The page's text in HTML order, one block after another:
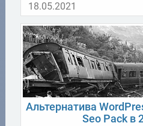
18.05.2021
Альтернатива
Seo Pack в